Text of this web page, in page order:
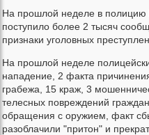
На прошлой неделе в полицию
поступило более 2 тысяч
признаки уголовных
На прошлой неделе
нападение, 2 факта
грабежа, 15 краж, 3
телесных повреждений
обращения с оружием, факт
разоблачили "притон" и